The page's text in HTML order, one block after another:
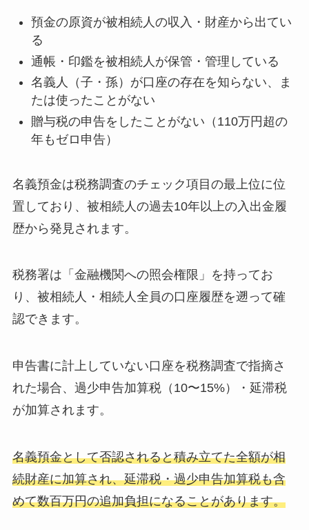
預金の原資が被相続人の収入・財産から出てい
る
通帳・印鑑を被相続人が保管・管理している
名義人（子・孫）が口座の存在を知らない、ま
たは使ったことがない
贈与税の申告をしたことがない（110万円超の
年もゼロ申告）
名義預金は税務調査のチェック項目の最上位に位
置しており、被相続人の過去10年以上の入出金履
歴から発見されます。
税務署は「金融機関への照会権限」を持ってお
り、被相続人・相続人全員の口座履歴を遡って確
認できます。
申告書に計上していない口座を税務調査で指摘さ
れた場合、過少申告加算税（10〜15%）・延滞税
が加算されます。
名義預金として否認されると積み立てた全額が相
続財産に加算され、延滞税・過少申告加算税も含
めて数百万円の追加負担になることがあります。